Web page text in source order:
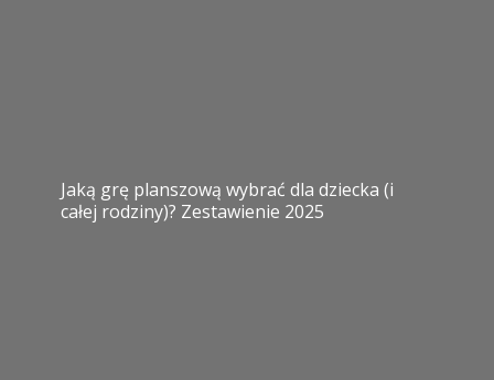
Jaką grę planszową wybrać dla dziecka (i
całej rodziny)? Zestawienie 2025